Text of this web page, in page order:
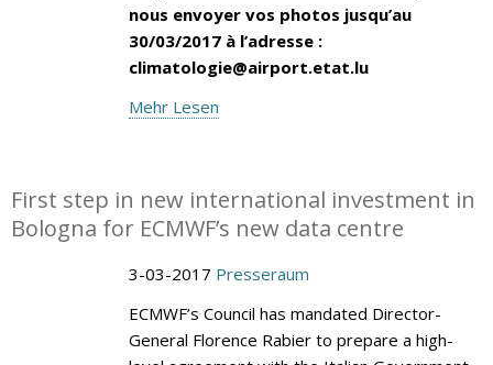
nous envoyer vos photos jusqu’au
30/03/2017 à l’adresse :
climatologie@airport.etat.lu
Mehr Lesen
First step in new international investment in
Bologna for ECMWF’s new data centre
3-03-2017 Presseraum
ECMWF’s Council has mandated Director-
General Florence Rabier to prepare a high-